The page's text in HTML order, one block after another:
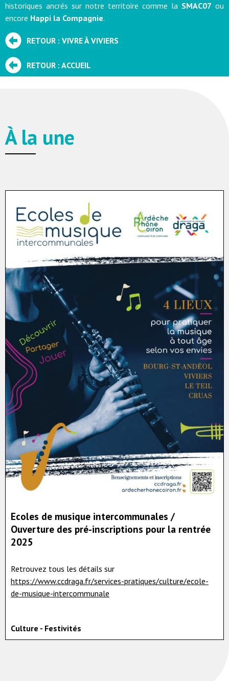
historiques ancrés sur notre territoire comme la SMAC07 ou
encore Happi la Compagnie.
RETOUR : VIVRE À VIVIERS
RETOUR : ACCUEIL
À la une
Ecoles de musique intercommunales /
Ouverture des pré-inscriptions pour la rentrée
2025
Retrouvez tous les détails sur
https://www.ccdraga.fr/services-pratiques/culture/ecole-
de-musique-intercommunale
Culture - Festivités